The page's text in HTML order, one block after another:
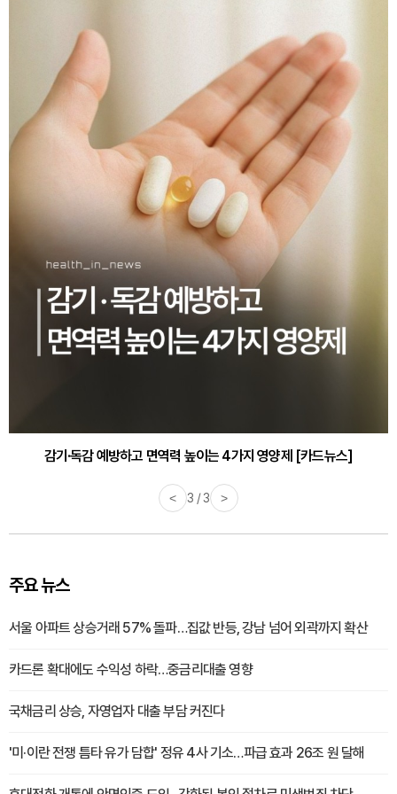
감기·독감 예방하고 면역력 높이는 4가지 영양제 [카드뉴스]
< 3 / 3 >
주요 뉴스
서울 아파트 상승거래 57% 돌파…집값 반등, 강남 넘어 외곽까지 확산
카드론 확대에도 수익성 하락…중금리대출 영향
국채금리 상승, 자영업자 대출 부담 커진다
'미·이란 전쟁 틈타 유가 담합' 정유 4사 기소…파급 효과 26조 원 달해